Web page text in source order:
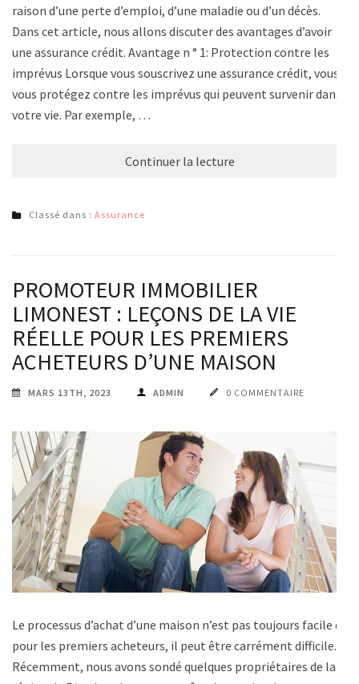
raison d’une perte d’emploi, d’une maladie ou d’un décès.
Dans cet article, nous allons discuter des avantages d’avoir
une assurance crédit. Avantage n ° 1: Protection contre les
imprévus Lorsque vous souscrivez une assurance crédit, vous
vous protégez contre les imprévus qui peuvent survenir dans
votre vie. Par exemple, …
Continuer la lecture
Classé dans : Assurance
PROMOTEUR IMMOBILIER
LIMONEST : LEÇONS DE LA VIE
RÉELLE POUR LES PREMIERS
ACHETEURS D’UNE MAISON
MARS 13TH, 2023 ADMIN 0 COMMENTAIRE
Le processus d’achat d’une maison n’est pas toujours facile et
pour les premiers acheteurs, il peut être carrément difficile.
Récemment, nous avons sondé quelques propriétaires de la